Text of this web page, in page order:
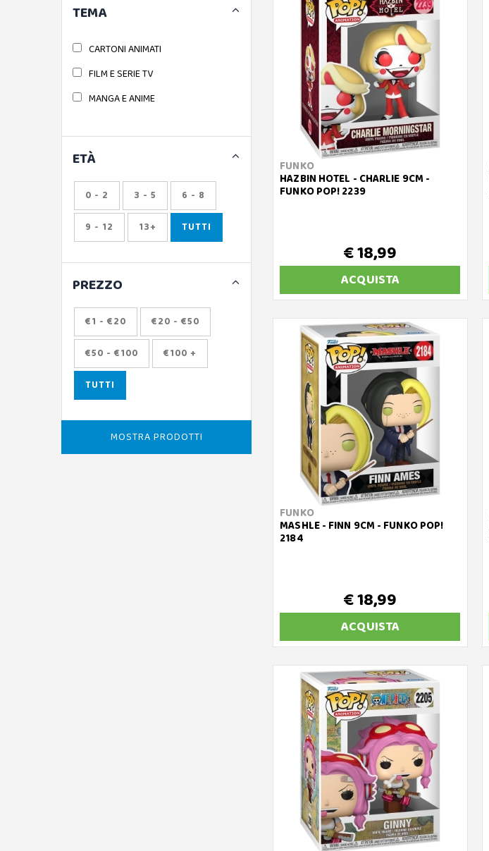
FUNKO
HAZBIN HOTEL - CHARLIE 9CM -
FUNKO POP! 2239
€ 18,99
ACQUISTA
FUNKO
MASHLE - FINN 9CM - FUNKO POP!
2184
€ 18,99
ACQUISTA
TEMA
CARTONI ANIMATI
FILM E SERIE TV
MANGA E ANIME
ETÀ
0 - 2 3 - 5 6 - 8
9 - 12 13+ TUTTI
PREZZO
€1 - €20 €20 - €50
€50 - €100 €100 +
TUTTI
MOSTRA PRODOTTI